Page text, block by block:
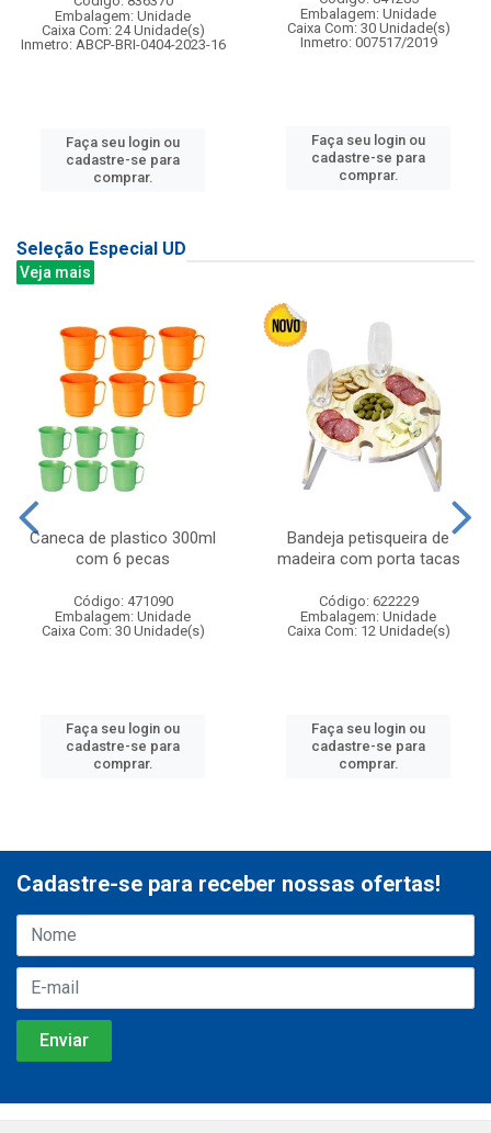
Embalagem: Unidade
Caixa Com: 24 Unidade(s)
Inmetro: ABCP-BRI-0404-2023-16
Faça seu login ou
cadastre-se para
comprar.
Embalagem: Unidade
Caixa Com: 30 Unidade(s)
Inmetro: 007517/2019
Faça seu login ou
cadastre-se para
comprar.
Seleção Especial UD
Veja mais
Caneca de plastico 300ml
com 6 pecas
Código: 471090
Embalagem: Unidade
Caixa Com: 30 Unidade(s)
Faça seu login ou
cadastre-se para
comprar.
Bandeja petisqueira de
madeira com porta tacas
Código: 622229
Embalagem: Unidade
Caixa Com: 12 Unidade(s)
Faça seu login ou
cadastre-se para
comprar.
Cadastre-se para receber nossas ofertas!